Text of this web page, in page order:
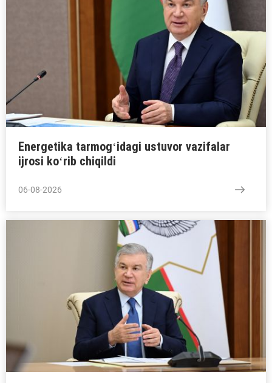
Energetika tarmogʻidagi ustuvor vazifalar
ijrosi koʻrib chiqildi
06-08-2026